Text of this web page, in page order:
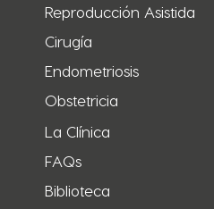
Reproducción Asistida
Cirugía
Endometriosis
Obstetricia
La Clínica
FAQs
Biblioteca